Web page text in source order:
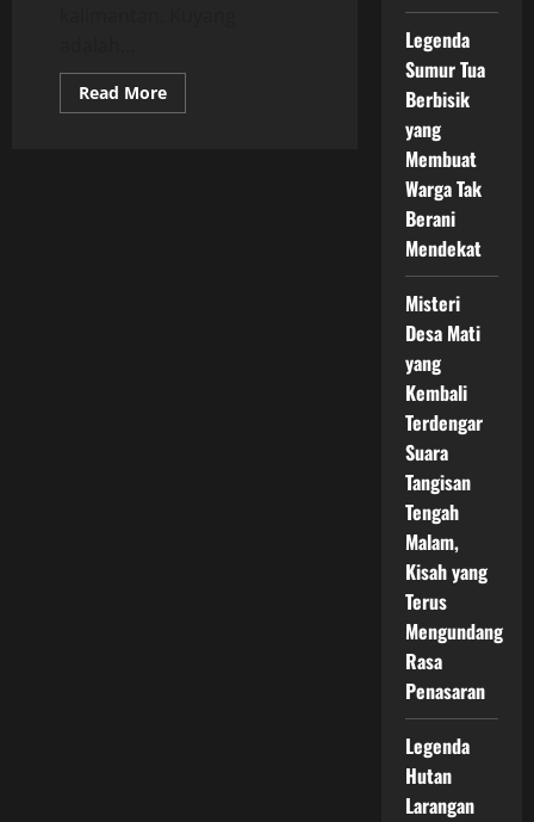
Read MoreRead
more
Legenda
Sumur Tua
Berbisik
yang
Membuat
Warga Tak
Berani
Mendekat
Misteri
Desa Mati
yang
Kembali
Terdengar
Suara
Tangisan
Tengah
Malam,
Kisah yang
Terus
Mengundang
Rasa
Penasaran
Legenda
Hutan
Larangan